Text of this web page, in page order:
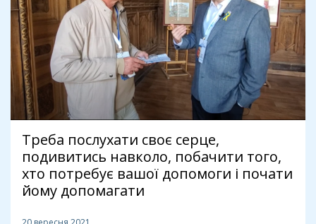
Треба послухати своє серце,
подивитись навколо, побачити того,
хто потребує вашої допомоги і почати
йому допомагати